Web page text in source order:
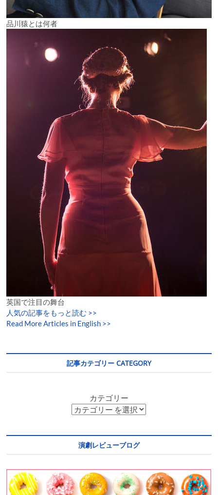
品川猿とは何者
英国で注目の舞台
人気の記事をもっと読む >>
Read More Articles in English >>
記事カテゴリー CATEGORY
カテゴリー
演劇レビューブログ